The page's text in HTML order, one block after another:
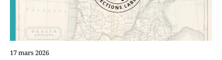
17 mars 2026